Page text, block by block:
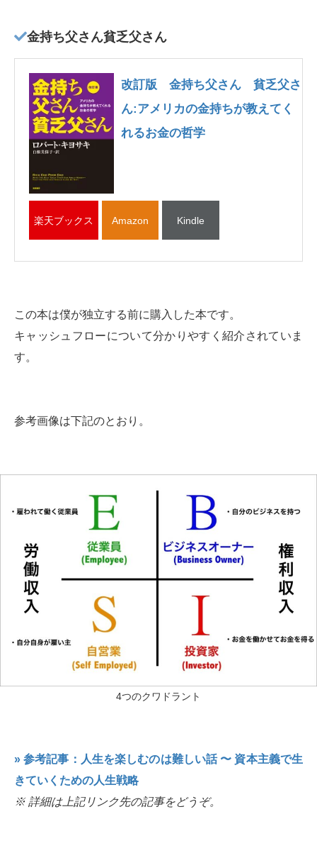
金持ち父さん貧乏父さん
改訂版 金持ち父さん 貧乏父さ
ん:アメリカの金持ちが教えてく
れるお金の哲学
楽天ブックス Amazon Kindle
この本は僕が独立する前に購入した本です。
キャッシュフローについて分かりやすく紹介されていま
す。
参考画像は下記のとおり。
4つのクワドラント
» 参考記事：人生を楽しむのは難しい話 〜 資本主義で生
きていくための人生戦略
※ 詳細は上記リンク先の記事をどうぞ。